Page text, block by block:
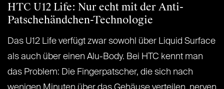
HTC U12 Life: Nur echt mit der Anti-
Patschehändchen-Technologie
Das U12 Life verfügt zwar sowohl über Liquid Surface
als auch über einen Alu-Body. Bei HTC kennt man
das Problem: Die Fingerpatscher, die sich nach